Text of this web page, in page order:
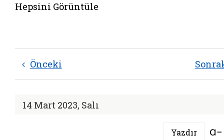
Hepsini Görüntüle
Önceki
14 Mart 2023, Salı
Yazdır